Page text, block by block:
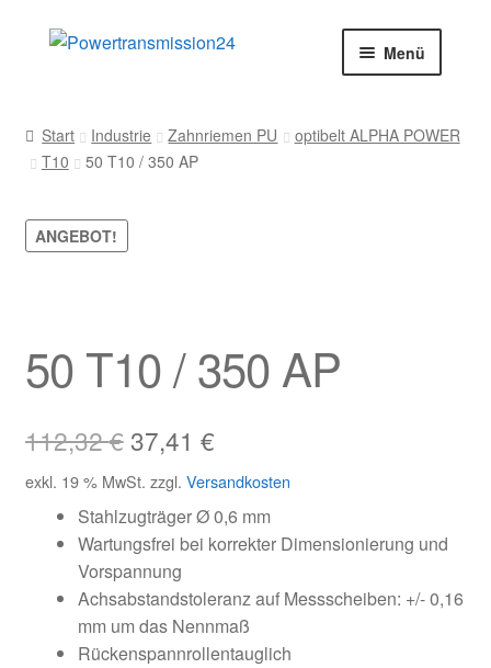
Zur
Zum
Menü
AGB
Blog
Kasse
Kontakt
Kundeninformationen
Mein Konto
Shop
Start Industrie Zahnriemen PU
optibelt ALPHA POWER
T10
50 T10 / 350 AP
ANGEBOT!
50 T10 / 350 AP
112,32€ Ursprünglicher
Preis
war:
112,32 €
37,41 €Aktueller
Preis
ist:
37,41 €.
exkl. 19 % MwSt. zzgl. Versandkosten
Stahlzugträger Ø 0,6 mm
Wartungsfrei bei korrekter Dimensionierung und
Vorspannung
Achsabstandstoleranz auf Messscheiben: +/- 0,16
mm um das Nennmaß
Rückenspannrollentauglich